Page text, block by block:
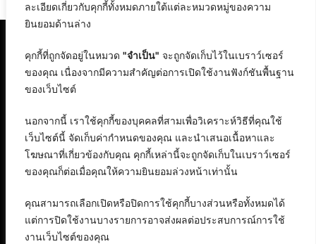
ละเอียดเกี่ยวกับคุกกี้ทั้งหมดภายใต้แต่ละหมวดหมู่ของความ
ยินยอมด้านล่าง
คุกกี้ที่ถูกจัดอยู่ในหมวด "จำเป็น" จะถูกจัดเก็บไว้ในเบราว์เซอร์
ของคุณ เนื่องจากมีความสำคัญต่อการเปิดใช้งานฟังก์ชันพื้นฐาน
ของเว็บไซต์
นอกจากนี้ เราใช้คุกกี้ของบุคคลที่สามเพื่อวิเคราะห์วิธีที่คุณใช้
เว็บไซต์นี้ จัดเก็บค่ากำหนดของคุณ และนำเสนอเนื้อหาและ
โฆษณาที่เกี่ยวข้องกับคุณ คุกกี้เหล่านี้จะถูกจัดเก็บในเบราว์เซอร์
ของคุณก็ต่อเมื่อคุณให้ความยินยอมล่วงหน้าเท่านั้น
คุณสามารถเลือกเปิดหรือปิดการใช้คุกกี้บางส่วนหรือทั้งหมดได้
แต่การปิดใช้งานบางรายการอาจส่งผลต่อประสบการณ์การใช้
งานเว็บไซต์ของคุณ